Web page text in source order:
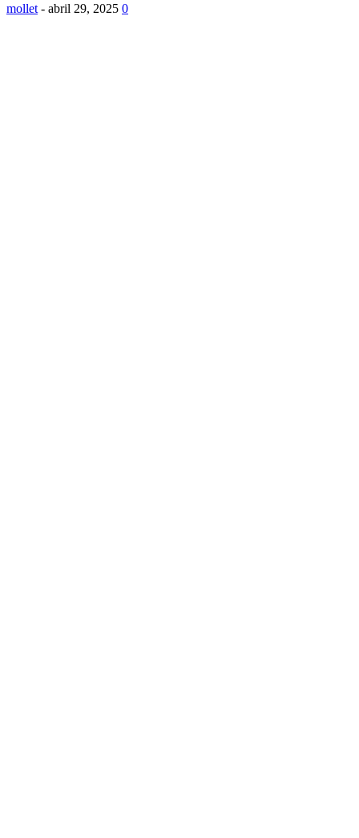
mollet - abril 29, 2025 0